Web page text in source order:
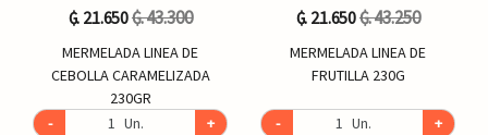
₲. 21.650₲. 43.300
MERMELADA LINEA DE
CEBOLLA CARAMELIZADA
230GR
-
Un. +
₲. 21.650₲. 43.250
MERMELADA LINEA DE
FRUTILLA 230G
- Un. +